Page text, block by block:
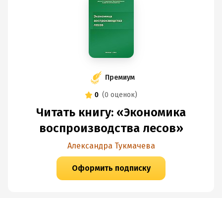
Премиум
0 (0 оценок)
Читать книгу: «Экономика
воспроизводства лесов»
Александра Тукмачева
Оформить подписку